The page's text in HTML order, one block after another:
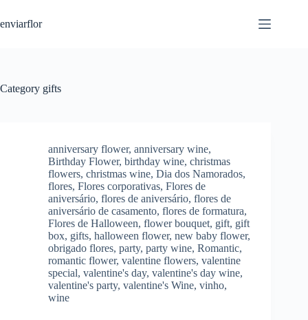
k
c
enviarflor
Category gifts
anniversary flower, anniversary wine,
Birthday Flower, birthday wine, christmas
flowers, christmas wine, Dia dos Namorados,
flores, Flores corporativas, Flores de
aniversário, flores de aniversário, flores de
aniversário de casamento, flores de formatura,
Flores de Halloween, flower bouquet, gift, gift
box, gifts, halloween flower, new baby flower,
obrigado flores, party, party wine, Romantic,
romantic flower, valentine flowers, valentine
special, valentine's day, valentine's day wine,
valentine's party, valentine's Wine, vinho,
wine